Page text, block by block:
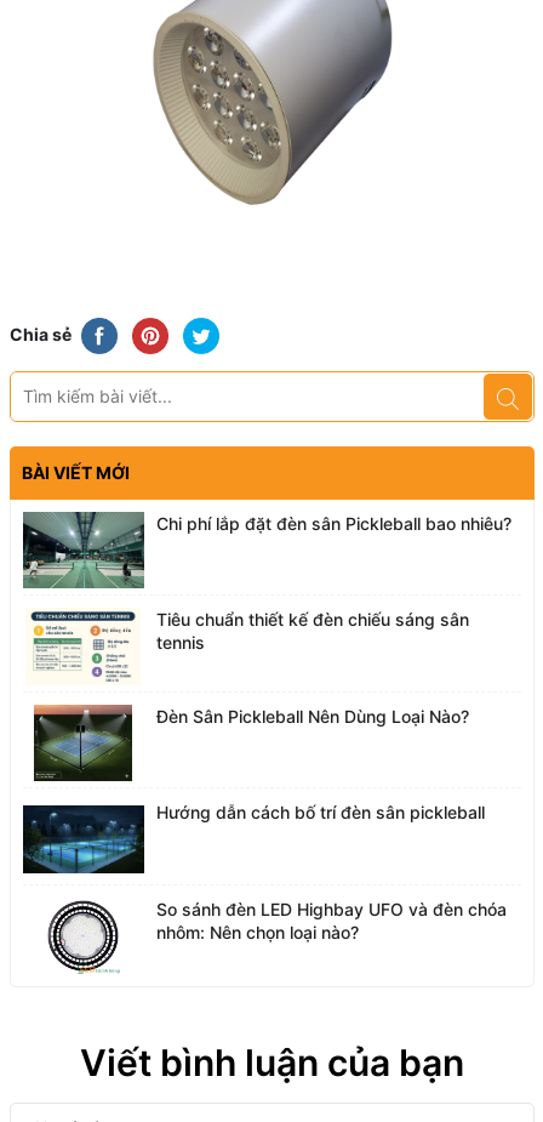
Chia sẻ
BÀI VIẾT MỚI
Chi phí lắp đặt đèn sân Pickleball bao nhiêu?
Tiêu chuẩn thiết kế đèn chiếu sáng sân
tennis
Đèn Sân Pickleball Nên Dùng Loại Nào?
Hướng dẫn cách bố trí đèn sân pickleball
So sánh đèn LED Highbay UFO và đèn chóa
nhôm: Nên chọn loại nào?
Viết bình luận của bạn